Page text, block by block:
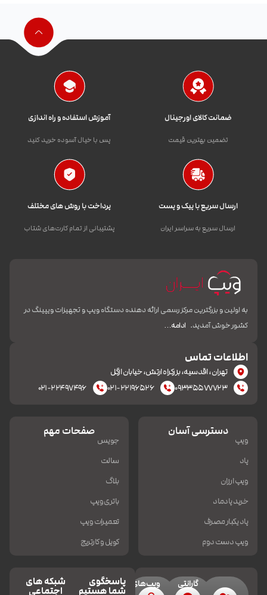
ضمانت کالای اورجینال
تضمین بهترین قیمت
آموزش استفاده و راه اندازی
پس با خیال آسوده خرید کنید
ارسال سریع با پیک و پست
ارسال سریع به سراسر ایران
پرداخت با روش های مختلف
پشتیبانی از تمام کارت‌های شتاب
به اولین و بزرگترین مرکز رسمی ارائه دهنده دستگاه ویپ و تجهیزات ویپینگ در
کشور خوش آمدید. ادامه…
اطلاعات تماس
تهران، اقدسیه، بزرکراه ارتش، خیابان ازگل
۰۹۳۳۵۵۷۷۷۲۳
۰۲۱-۲۲۱۹۶۵۲۶ ۰۲۱-۲۲۴۹۷۴۹۶
دسترسی آسان
ویپ
پاد
ویپ ارزان
خرید پادماد
پاد یکبار مصرف
ویپ دست دوم
صفحات مهم
جویس
سالت
بلاگ
باتری ویپ
تعمیرات ویپ
کویل و کارتریج
گارانتی
ویپ‌های
پاسخگوی
شما هستیم
شبکه های
اجتماعی